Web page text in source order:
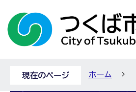
現在のページ ホーム